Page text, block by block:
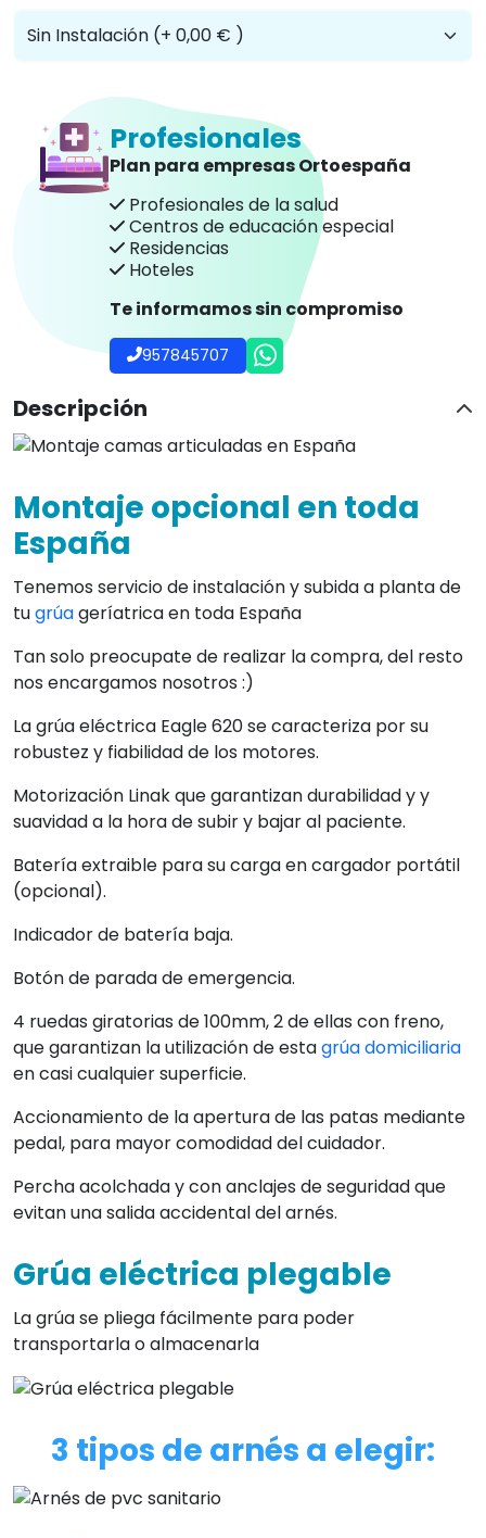
Profesionales
Plan para empresas Ortoespaña
Profesionales de la salud
Centros de educación especial
Residencias
Hoteles
Te informamos sin compromiso
957845707
Descripción
Montaje opcional en toda
España
Tenemos servicio de instalación y subida a planta de
tugrúageríatrica en toda España
Tan solo preocupate de realizar la compra, del resto
nos encargamos nosotros :)
La grúa eléctrica Eagle 620 se caracteriza por su
robustez y fiabilidad de los motores.
Motorización Linak que garantizan durabilidad y y
suavidad a la hora de subir y bajar al paciente.
Batería extraible para su carga en cargador portátil
(opcional).
Indicador de batería baja.
Botón de parada de emergencia.
4 ruedas giratorias de 100mm, 2 de ellas con freno,
que garantizan la utilización de estagrúa domiciliaria
en casi cualquier superficie.
Accionamiento de la apertura de las patas mediante
pedal, para mayor comodidad del cuidador.
Percha acolchada y con anclajes de seguridad que
evitan una salida accidental del arnés.
Grúa eléctrica plegable
La grúa se pliega fácilmente para poder
transportarla o almacenarla
3 tipos de arnés a elegir: